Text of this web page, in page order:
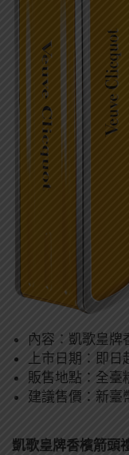
內容：凱歌皇
上市日期：即日
販售地點：全臺
建議售價：新臺
凱歌皇牌香檳箭頭